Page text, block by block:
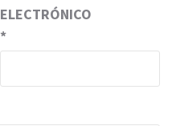
ELECTRÓNICO
*